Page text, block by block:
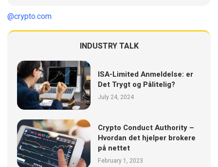
@crypto.com
INDUSTRY TALK
ISA-Limited Anmeldelse: er
Det Trygt og Pålitelig?
July 24, 2024
Crypto Conduct Authority –
Hvordan det hjelper brokere
på nettet
February 1, 2023